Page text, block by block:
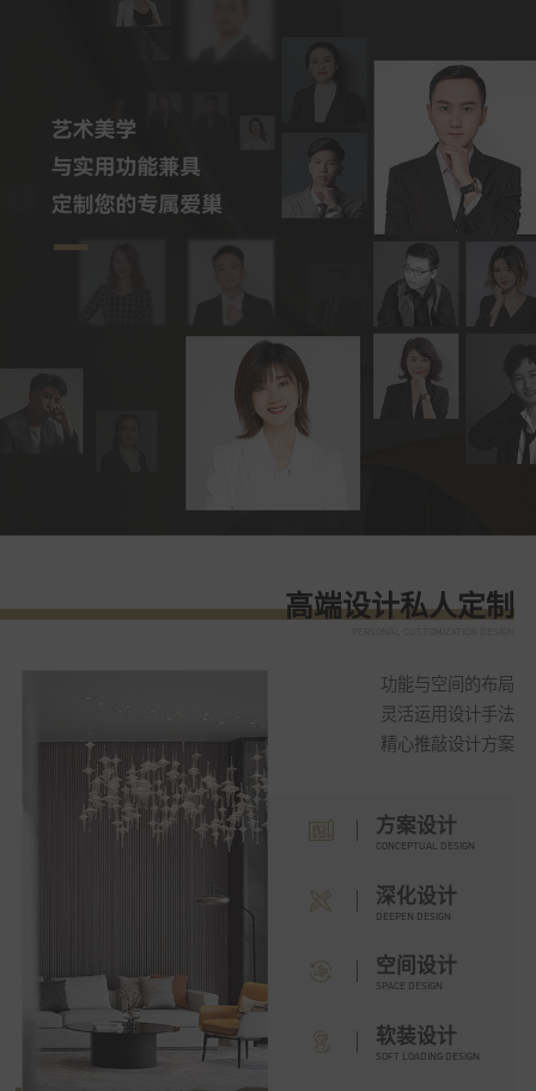
高端设计私人定制
功能与空间的布局
灵活运用设计手法
精心推敲设计方案
方案设计
CONCEPTUAL DESIGN
深化设计
DEEPEN DESIGN
空间设计
SPACE DESIGN
软装设计
SOFT LOADING DESIGN